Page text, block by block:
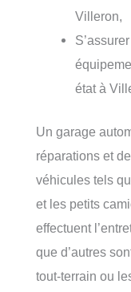
Villeron,
état à
Un garage
réparations et
véhicules tels
et les petits
effectuent
que d’autres
tout-terrain ou